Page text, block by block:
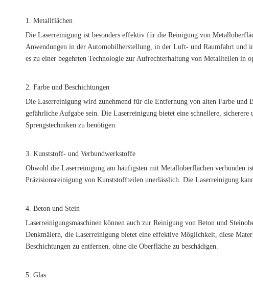
1. Metallflächen
Die Laserreinigung ist besonders effektiv für die Reinigung von
Anwendungen in der Automobilherstellung, in der Luft- und Raumfahrt und
es zu einer begehrten Technologie zur Aufrechterhaltung von Metallteilen in
2. Farbe und Beschichtungen
Die Laserreinigung wird zunehmend für die Entfernung von alten Farbe und
gefährliche Aufgabe sein. Die Laserreinigung bietet eine schnellere,
Sprengstechniken zu benötigen.
3. Kunststoff- und Verbundwerkstoffe
Obwohl die Laserreinigung am häufigsten mit Metalloberflächen
Präzisionsreinigung von Kunststoffteilen unerlässlich. Die Laserreinigung
4. Beton und Stein
Laserreinigungsmaschinen können auch zur Reinigung von Beton und
Denkmälern, die Laserreinigung bietet eine effektive Möglichkeit, diese
Beschichtungen zu entfernen, ohne die Oberfläche zu beschädigen.
5. Glas